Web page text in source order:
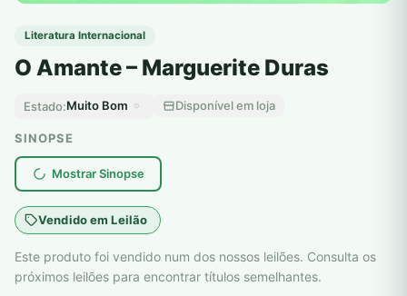
Literatura Internacional
O Amante – Marguerite Duras
Estado:Muito Bom Disponível em loja
SINOPSE
Mostrar Sinopse
Vendido em Leilão
Este produto foi vendido num dos nossos leilões. Consulta os
próximos leilões para encontrar títulos semelhantes.